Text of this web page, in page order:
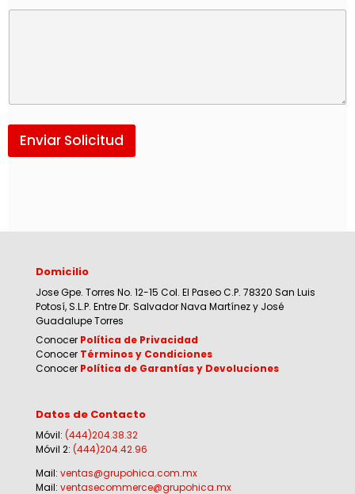
Enviar Solicitud
Domicilio
Jose Gpe. Torres No. 12-15 Col. El Paseo C.P. 78320 San Luis
Potosí, S.L.P. Entre Dr. Salvador Nava Martínez y José
Guadalupe Torres
Conocer Política de Privacidad
Conocer Términos y Condiciones
Conocer Política de Garantías y Devoluciones
Datos de Contacto
Móvil: (444)204.38.32
Móvil 2: (444)204.42.96
Mail: ventas@grupohica.com.mx
Mail: ventasecommerce@grupohica.mx